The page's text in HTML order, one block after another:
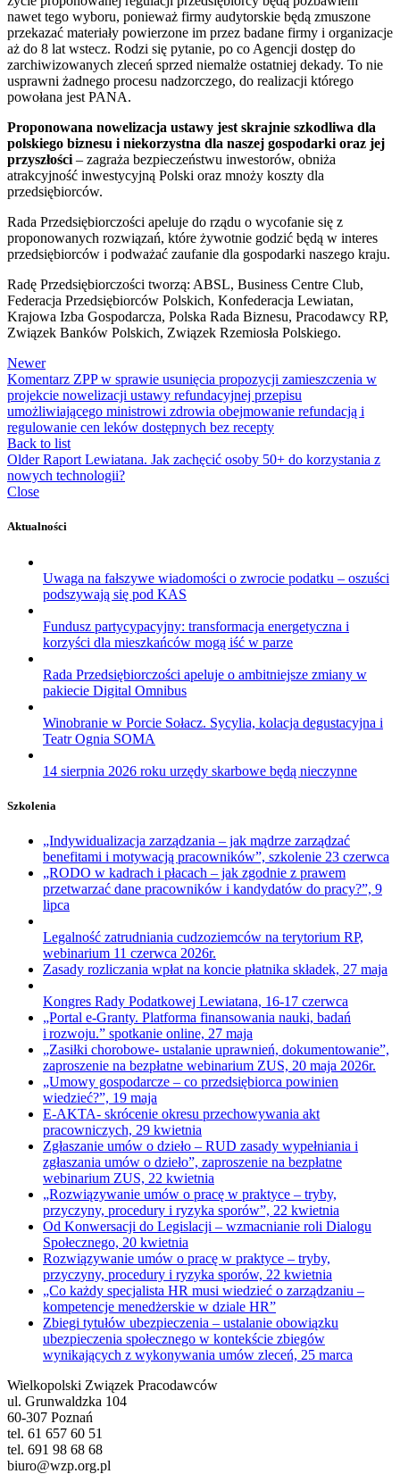
nawet tego wyboru, ponieważ firmy audytorskie będą zmuszone
przekazać materiały powierzone im przez badane firmy i organizacje
aż do 8 lat wstecz. Rodzi się pytanie, po co Agencji dostęp do
zarchiwizowanych zleceń sprzed niemalże ostatniej dekady. To nie
usprawni żadnego procesu nadzorczego, do realizacji którego
powołana jest PANA.
Proponowana nowelizacja ustawy jest skrajnie szkodliwa dla
polskiego biznesu i niekorzystna dla naszej gospodarki oraz jej
przyszłości – zagraża bezpieczeństwu inwestorów, obniża
atrakcyjność inwestycyjną Polski oraz mnoży koszty dla
przedsiębiorców.
Rada Przedsiębiorczości apeluje do rządu o wycofanie się z
proponowanych rozwiązań, które żywotnie godzić będą w interes
przedsiębiorców i podważać zaufanie dla gospodarki naszego kraju.
Radę Przedsiębiorczości tworzą: ABSL, Business Centre Club,
Federacja Przedsiębiorców Polskich, Konfederacja Lewiatan,
Krajowa Izba Gospodarcza, Polska Rada Biznesu, Pracodawcy RP,
Związek Banków Polskich, Związek Rzemiosła Polskiego.
Newer
Komentarz ZPP w sprawie usunięcia propozycji zamieszczenia w
projekcie nowelizacji ustawy refundacyjnej przepisu
umożliwiającego ministrowi zdrowia obejmowanie refundacją i
regulowanie cen leków dostępnych bez recepty
Back to list
Older Raport Lewiatana. Jak zachęcić osoby 50+ do korzystania z
nowych technologii?
Close
Aktualności
Uwaga na fałszywe wiadomości o zwrocie podatku – oszuści
podszywają się pod KAS
Fundusz partycypacyjny: transformacja energetyczna i
korzyści dla mieszkańców mogą iść w parze
Rada Przedsiębiorczości apeluje o ambitniejsze zmiany w
pakiecie Digital Omnibus
Winobranie w Porcie Sołacz. Sycylia, kolacja degustacyjna i
Teatr Ognia SOMA
14 sierpnia 2026 roku urzędy skarbowe będą nieczynne
Szkolenia
„Indywidualizacja zarządzania – jak mądrze zarządzać
benefitami i motywacją pracowników”, szkolenie 23 czerwca
„RODO w kadrach i płacach – jak zgodnie z prawem
przetwarzać dane pracowników i kandydatów do pracy?”, 9
lipca
Legalność zatrudniania cudzoziemców na terytorium RP,
webinarium 11 czerwca 2026r.
Zasady rozliczania wpłat na koncie płatnika składek, 27 maja
Kongres Rady Podatkowej Lewiatana, 16-17 czerwca
„Portal e-Granty. Platforma finansowania nauki, badań
i rozwoju.” spotkanie online, 27 maja
„Zasiłki chorobowe- ustalanie uprawnień, dokumentowanie”,
zaproszenie na bezpłatne webinarium ZUS, 20 maja 2026r.
„Umowy gospodarcze – co przedsiębiorca powinien
wiedzieć?”, 19 maja
E-AKTA- skrócenie okresu przechowywania akt
pracowniczych, 29 kwietnia
Zgłaszanie umów o dzieło – RUD zasady wypełniania i
zgłaszania umów o dzieło”, zaproszenie na bezpłatne
webinarium ZUS, 22 kwietnia
„Rozwiązywanie umów o pracę w praktyce – tryby,
przyczyny, procedury i ryzyka sporów”, 22 kwietnia
Od Konwersacji do Legislacji – wzmacnianie roli Dialogu
Społecznego, 20 kwietnia
Rozwiązywanie umów o pracę w praktyce – tryby,
przyczyny, procedury i ryzyka sporów, 22 kwietnia
„Co każdy specjalista HR musi wiedzieć o zarządzaniu –
kompetencje menedżerskie w dziale HR”
Zbiegi tytułów ubezpieczenia – ustalanie obowiązku
ubezpieczenia społecznego w kontekście zbiegów
wynikających z wykonywania umów zleceń, 25 marca
Wielkopolski Związek Pracodawców
ul. Grunwaldzka 104
60-307 Poznań
tel. 61 657 60 51
tel. 691 98 68 68
biuro@wzp.org.pl